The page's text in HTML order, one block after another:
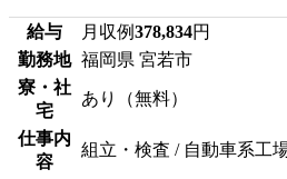
給与 月収例378,834円
勤務地 福岡県 宮若市
寮・社
宅
あり（無料）
仕事内
容
組立・検査 / 自動車系工